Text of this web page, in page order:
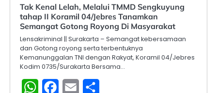
Tak Kenal Lelah, Melalui TMMD Sengkuyung
tahap II Koramil 04/Jebres Tanamkan
Semangat Gotong Royong Di Masyarakat
Lensakriminal || Surakarta – Semangat kebersamaan
dan Gotong royong serta terbentuknya
Kemanunggalan TNI dengan Rakyat, Koramil 04/Jebres
Kodim 0735/Surakarta Bersama…
WhatsAppFacebook
Email